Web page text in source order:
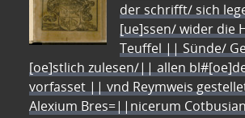
der schrifft/ sich
[ue]ssen/ wider die
Teuffel || Sünde/
[oe]stlich zulesen/|| allen
vorfasset || vnd Reymweis
Alexium Bres=||nicerum